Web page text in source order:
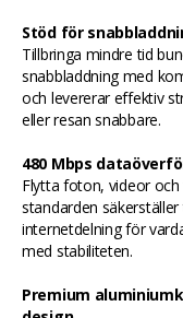
Stöd för
Tillbringa mindre tid
snabbladdning med
och levererar effektiv
eller resan snabbare.
480 Mbps
Flytta foton, videor och
standarden
internetdelning för
med stabiliteten.
Premium